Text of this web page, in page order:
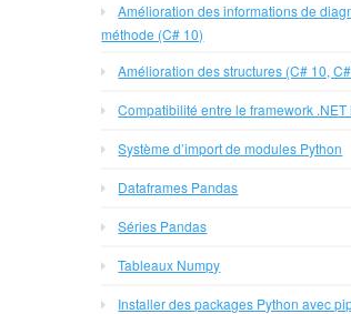
Amélioration des informations de
méthode (C# 10)
Amélioration des structures (C# 10,
Compatibilité entre le framework
Système d’import de modules Python
Dataframes Pandas
Séries Pandas
Tableaux Numpy
Installer des packages Python avec